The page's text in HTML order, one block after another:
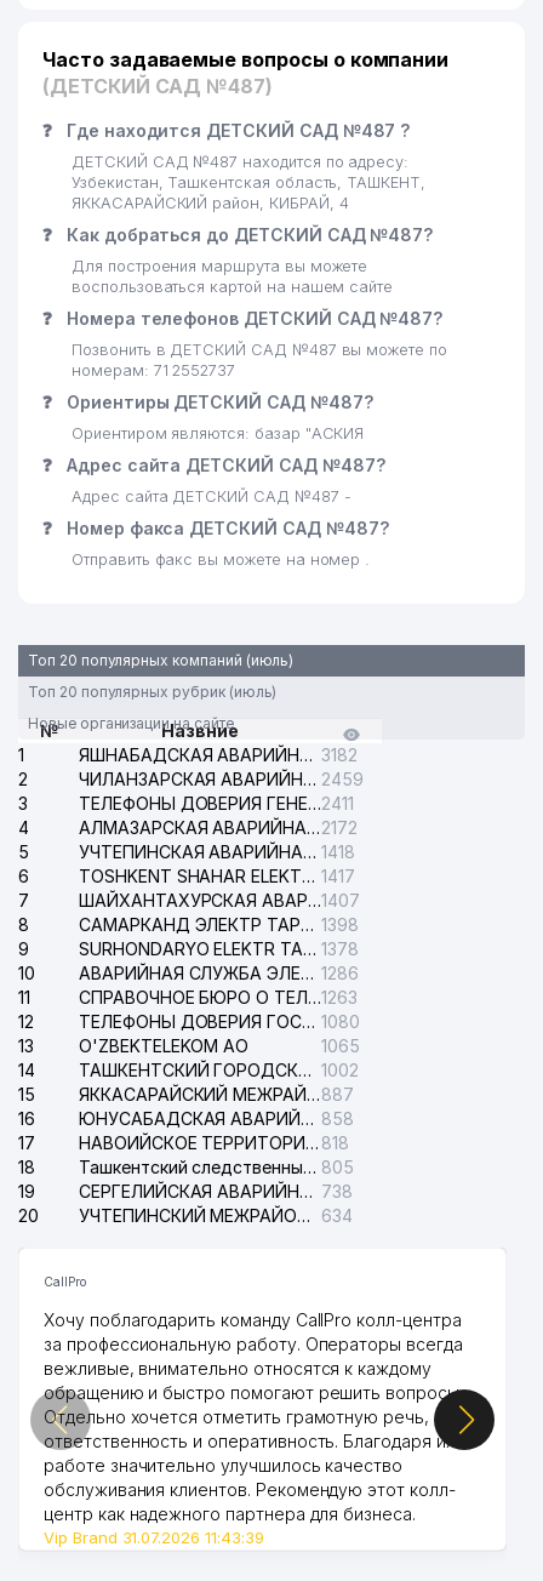
20
РЕСПУБЛИКАНСКИЙ
ЭСТРАДНО-ЦИРКОВОЙ
BORDUR TECHLONOLOGIES
ООО
838 м
23 SERGO-DENTAL PLUS ЧП
24 ANTEX АО 885 м
QUYOSH-KONSAL ООО
MODERN MEDICINE ALLIANCE
ООО
VET-PROFI ООО
28 IHTIO SERVIS-SO ООО
KATTA TANAFFUS BILIMDON
30 ELBRUS BROKER ООО 970 м
31 KREATIV STUDIO KARAVAN ООО
32 ORKHIDEYEVS ООО
СОЮЗ АРХИТЕКТОРОВ
УЗБЕКИСТАНА
ТАШЭЛЕКТРОНИК ООО
Часто задаваемые вопросы о компании
(ДЕТСКИЙ САД №487)
❓ Где находится ДЕТСКИЙ САД №487 ?
ДЕТСКИЙ САД №487 находится по адресу:
Узбекистан, Ташкентская область, ТАШКЕНТ,
ЯККАСАРАЙСКИЙ район, КИБРАЙ, 4
❓ Как добраться до ДЕТСКИЙ САД №487?
Для построения маршрута вы можете
воспользоваться картой на нашем сайте
❓ Номера телефонов ДЕТСКИЙ САД №487?
Позвонить в ДЕТСКИЙ САД №487 вы можете по
номерам: 71 2552737
❓ Ориентиры ДЕТСКИЙ САД №487?
Ориентиром являются: базар "АСКИЯ
❓ Адрес сайта ДЕТСКИЙ САД №487?
Адрес сайта ДЕТСКИЙ САД №487 -
❓ Номер факса ДЕТСКИЙ САД №487?
Отправить факс вы можете на номер .
Топ 20 популярных компаний (июль)
Топ 20 популярных рубрик (июль)
Новые организации на сайте
№
Назвние
1
ЯШНАБАДСКАЯ АВАРИЙНАЯ СЛУЖБА ЭЛЕКТРОСЕТИ 3182
2
ЧИЛАНЗАРСКАЯ АВАРИЙНАЯ СЛУЖБА ЭЛЕКТРОСЕТИ 2459
3
ТЕЛЕФОНЫ ДОВЕРИЯ ГЕНЕРАЛЬНОЙ ПРОКУРАТУРЫ РЕСПУБЛИКИ УЗБЕКИСТАН2411
4
АЛМАЗАРСКАЯ АВАРИЙНАЯ СЛУЖБА ЭЛЕКТРОСЕТИ2172
5
УЧТЕПИНСКАЯ АВАРИЙНАЯ СЛУЖБА ЭЛЕКТРОСЕТИ 1418
6
TOSHKENT SHAHAR ELEKTR TARMOQLARI KORXONASI АО 1417
7
ШАЙХАНТАХУРСКАЯ АВАРИЙНАЯ СЛУЖБА ЭЛЕКТРОСЕТИ1407
8
САМАРКАНД ЭЛЕКТР ТАРМОКЛАРИ АО 1398
9
SURHONDARYO ELEKTR TARMOKLARI АО 1378
10
АВАРИЙНАЯ СЛУЖБА ЭЛЕКТРОСЕТИ ТАШКЕНТСКОГО РАЙОНА 1286
11
СПРАВОЧНОЕ БЮРО О ТЕЛЕФОНАХ ОРГАНИЗАЦИЙ г. ТАШКЕНТА1263
12
ТЕЛЕФОНЫ ДОВЕРИЯ ГОСУДАРСТВЕННОГО ЦЕНТРА ТЕСТИРОВАНИЯ 1080
13
O'ZBEKTELEKOM АО
1065
14
ТАШКЕНТСКИЙ ГОРОДСКОЙ СУД ПО ГРАЖДАНСКИМ ДЕЛАМ 1002
15
ЯККАСАРАЙСКИЙ МЕЖРАЙОННЫЙ СУД ПО ГРАЖДАНСКИМ ДЕЛАМ887
16
ЮНУСАБАДСКАЯ АВАРИЙНАЯ СЛУЖБА ЭЛЕКТРОСЕТИ 858
17
НАВОИЙСКОЕ ТЕРРИТОРИАЛЬНОЕ ПРЕДПРИЯТИЕ ЭЛЕКТРОСЕТИ АО 818
18
Ташкентский следственный изолятор 805
19
СЕРГЕЛИЙСКАЯ АВАРИЙНАЯ СЛУЖБА ЭЛЕКТРОСЕТИ 738
20
УЧТЕПИНСКИЙ МЕЖРАЙОННЫЙ СУД ПО ГРАЖДАНСКИМ ДЕЛАМ 634
CallPro
Хочу поблагодарить команду CallPro колл-центра
за профессиональную работу. Операторы всегда
вежливые, внимательно относятся к каждому
обращению и быстро помогают решить вопросы.
Отдельно хочется отметить грамотную речь,
ответственность и оперативность. Благодаря их
работе значительно улучшилось качество
обслуживания клиентов. Рекомендую этот колл-
центр как надежного партнера для бизнеса.
Vip Brand 31.07.2026 11:43:39